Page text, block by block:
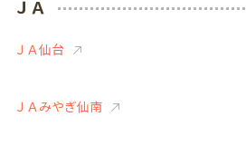
ＪＡ
ＪＡ仙台
ＪＡみやぎ仙南